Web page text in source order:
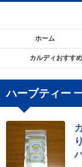
ン
ま
で
ホーム
カルディおすす
ハーブティー